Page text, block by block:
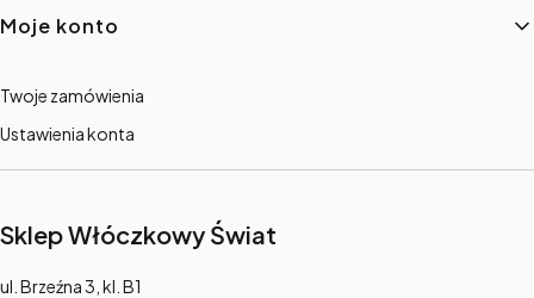
Moje konto
Twoje zamówienia
Ustawienia konta
Sklep Włóczkowy Świat
Adres:
ul. Brzeźna 3, kl. B1